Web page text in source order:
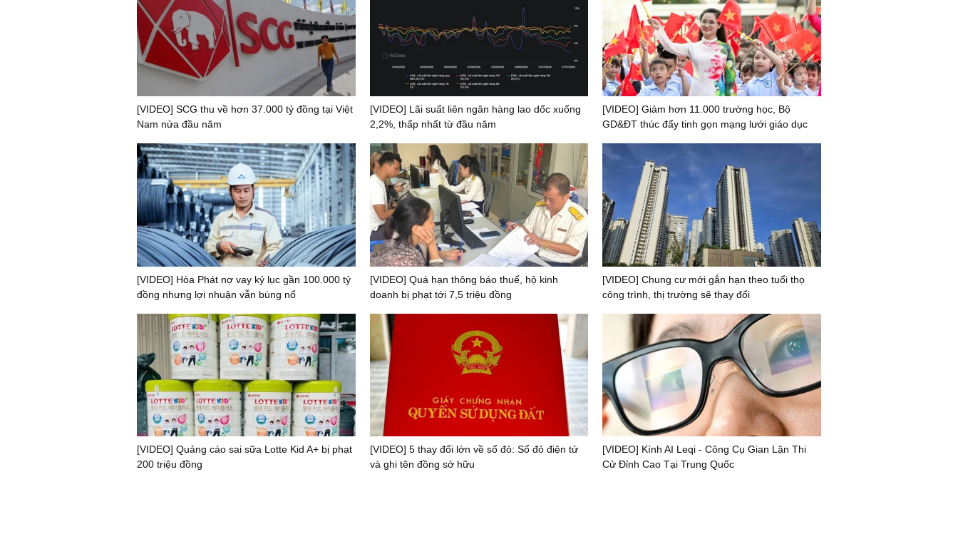
[VIDEO] SCG thu về hơn 37.000 tỷ đồng tại Việt
Nam nửa đầu năm
[VIDEO] Lãi suất liên ngân hàng lao dốc xuống
2,2%, thấp nhất từ đầu năm
[VIDEO] Giảm hơn 11.000 trường học, Bộ
GD&ĐT thúc đẩy tinh gọn mạng lưới giáo dục
[VIDEO] Hòa Phát nợ vay kỷ lục gần 100.000 tỷ
đồng nhưng lợi nhuận vẫn bùng nổ
[VIDEO] Quá hạn thông báo thuế, hộ kinh
doanh bị phạt tới 7,5 triệu đồng
[VIDEO] Chung cư mới gắn hạn theo tuổi thọ
công trình, thị trường sẽ thay đổi
[VIDEO] Quảng cáo sai sữa Lotte Kid A+ bị phạt
200 triệu đồng
[VIDEO] 5 thay đổi lớn về sổ đỏ: Sổ đỏ điện tử
và ghi tên đồng sở hữu
[VIDEO] Kính AI Leqi - Công Cụ Gian Lận Thi
Cử Đỉnh Cao Tại Trung Quốc